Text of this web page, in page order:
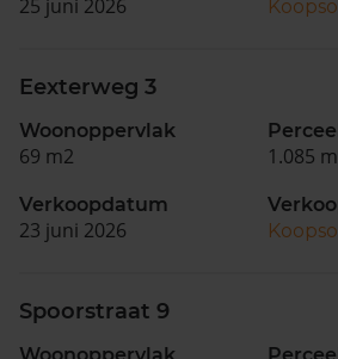
25 juni 2026
Eexterweg 3
Woonoppervlak
69 m2 1.085
Verkoopdatum
23 juni 2026
Spoorstraat 9